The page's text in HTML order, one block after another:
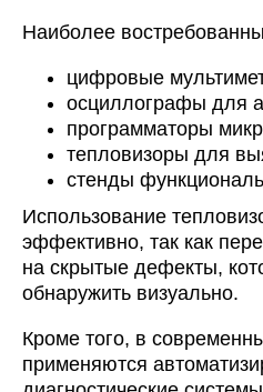
Наиболее
цифровые
осциллографы для
программаторы
тепловизоры для
стенды
Использование
эффективно, так как
на скрытые дефекты,
обнаружить визуально.
Кроме того, в
применяются